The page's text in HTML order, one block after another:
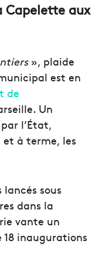
Capelette aux
», plaide
est en
de
Un
l’État,
et à terme, les
lancés sous
dans la
vante un
inaugurations